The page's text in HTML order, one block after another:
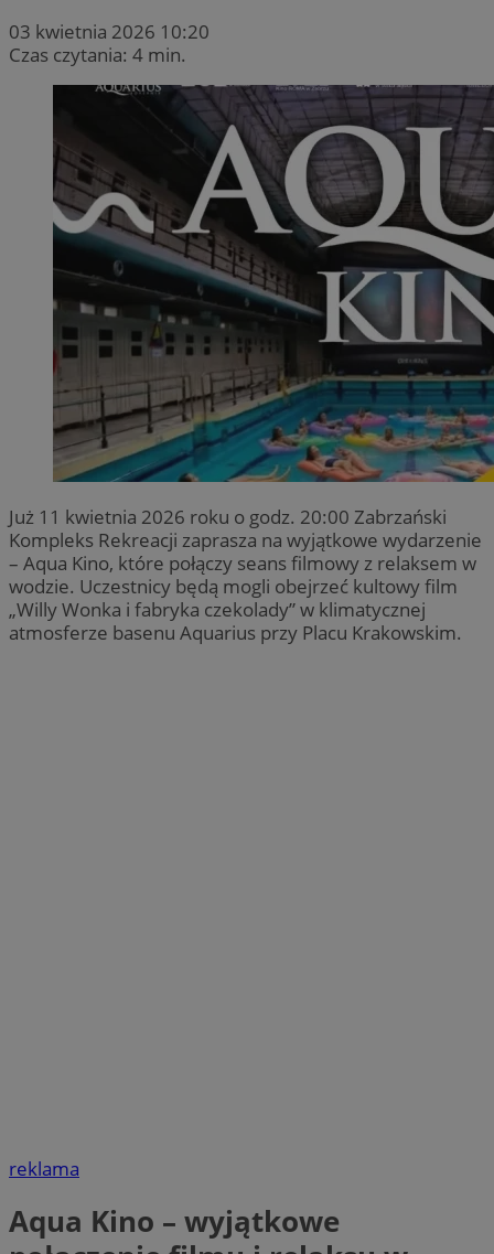
03 kwietnia 2026 10:20
Czas czytania: 4 min.
Już 11 kwietnia 2026 roku o godz. 20:00 Zabrzański
Kompleks Rekreacji zaprasza na wyjątkowe wydarzenie
– Aqua Kino, które połączy seans filmowy z relaksem w
wodzie. Uczestnicy będą mogli obejrzeć kultowy film
„Willy Wonka i fabryka czekolady” w klimatycznej
atmosferze basenu Aquarius przy Placu Krakowskim.
reklama
Aqua Kino – wyjątkowe